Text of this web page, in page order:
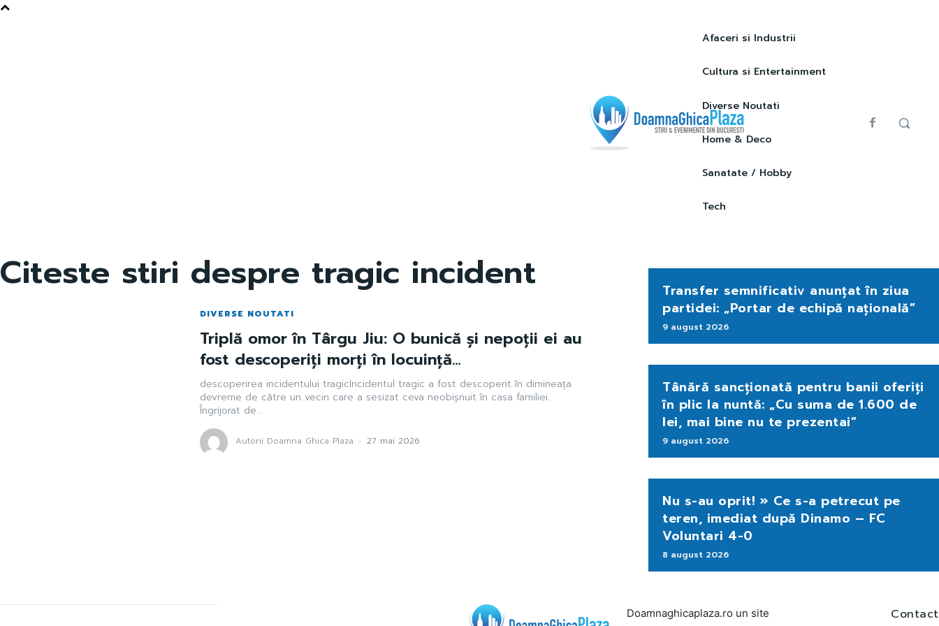
Afaceri si Industrii
Cultura si Entertainment
Diverse Noutati
Home & Deco
Sanatate / Hobby
Tech
Citeste stiri despre tragic incident
DIVERSE NOUTATI
Triplă omor în Târgu Jiu: O bunică și nepoții ei au
fost descoperiți morți în locuință…
descoperirea incidentului tragicIncidentul tragic a fost descoperit în dimineața
devreme de către un vecin care a sesizat ceva neobișnuit în casa familiei.
Îngrijorat de...
Autorii Doamna Ghica Plaza - 27 mai 2026
Transfer semnificativ anunțat în ziua
partidei: „Portar de echipă națională”
9 august 2026
Tânără sancționată pentru banii oferiți
în plic la nuntă: „Cu suma de 1.600 de
lei, mai bine nu te prezentai”
9 august 2026
Nu s-au oprit! » Ce s-a petrecut pe
teren, imediat după Dinamo – FC
Voluntari 4-0
8 august 2026
Doamnaghicaplaza.ro un site
Contact